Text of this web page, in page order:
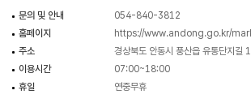
문의 및 안내
054-840-3812
홈페이지
https://www.andong.go.kr/
주소
경상북도 안동시 풍산읍 유통단지길
이용시간
07:00~18:00
휴일
연중무휴